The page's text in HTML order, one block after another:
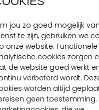
jou zo goed mogelijk van
te zijn, gebruiken we
onze website. Functionele
cookies zorgen
de website goed werkt
verbeterd wordt.
worden altijd
geen toestemming.